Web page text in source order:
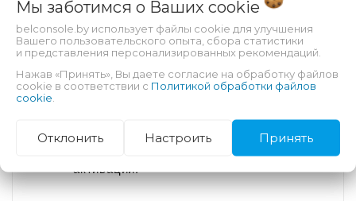
(почта и пароль), если не оплачивали его
создание.
Оставаться на связи (время ответа
менеджера – 10-60 минут в рабочее
Следовать инструкциям менеджера при
активации.
Мы заботимся о Ваших cookie
belconsole.by использует файлы cookie для улучшения
Вашего пользовательского опыта, сбора статистики
и представления персонализированных рекомендаций.
Нажав «Принять», Вы даете согласие на обработку файлов
cookie в соответствии с Политикой обработки файлов
cookie
Отклонить Настроить Принять